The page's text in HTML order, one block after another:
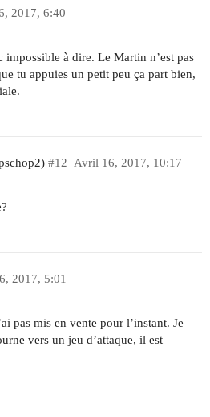
2017, 6:40
impossible à dire. Le Martin n’est pas
tu appuies un petit peu ça part bien,
Avril 16, 2017, 10:17
#12
2017, 5:01
pas mis en vente pour l’instant. Je
vers un jeu d’attaque, il est